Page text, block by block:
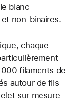
blanc
non-binaires.
chaque
filaments de
autour de fils
sur mesure